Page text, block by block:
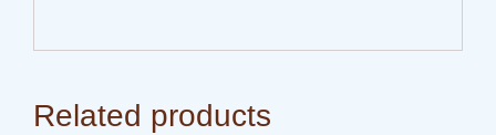
Related products